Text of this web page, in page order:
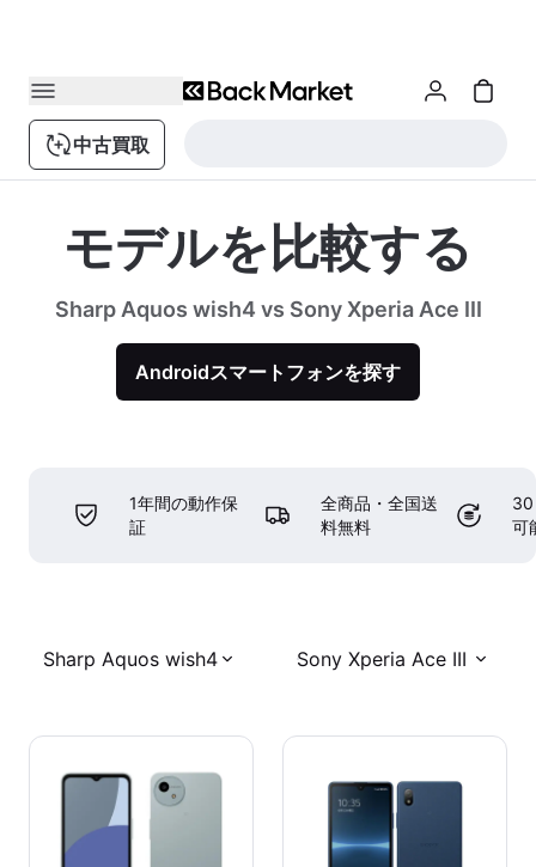
中古買取
モデルを比較する
Sharp Aquos wish4 vs Sony Xperia Ace III
Androidスマートフォンを探す
1年間の動作保
証
全商品・全国送
料無料
30
可
Sharp Aquos wish4 Sony Xperia Ace III